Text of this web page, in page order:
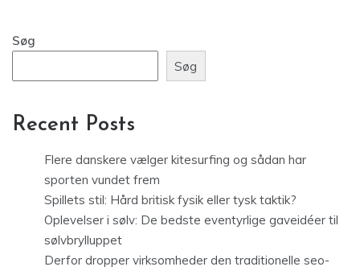
Søg
Søg
Recent Posts
Flere danskere vælger kitesurfing og sådan har
sporten vundet frem
Spillets stil: Hård britisk fysik eller tysk taktik?
Oplevelser i sølv: De bedste eventyrlige gaveidéer til
sølvbrylluppet
Derfor dropper virksomheder den traditionelle seo-